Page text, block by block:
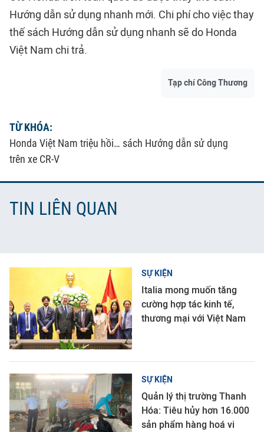
Hướng dẫn sử dụng nhanh mới. Chi phí cho việc thay
thế sách Hướng dẫn sử dụng nhanh sẽ do Honda
Việt Nam chi trả.
Tạp chí Công Thương
TỪ KHÓA:
Honda Việt Nam triệu hồi… sách Hướng dẫn sử dụng
trên xe CR-V
TIN LIÊN QUAN
SỰ KIỆN
Italia mong muốn tăng
cường hợp tác kinh tế,
thương mại với Việt Nam
SỰ KIỆN
Quản lý thị trường Thanh
Hóa: Tiêu hủy hơn 16.000
sản phẩm hàng hoá vi